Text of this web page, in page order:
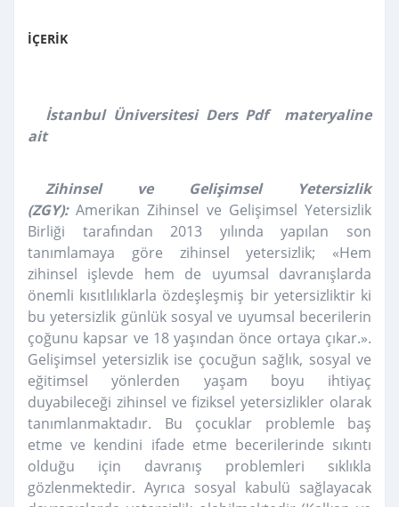
İÇERİK
İstanbul Üniversitesi Ders Pdf materyaline
ait
Zihinsel ve Gelişimsel Yetersizlik
(ZGY):Amerikan Zihinsel ve Gelişimsel Yetersizlik
Birliği tarafından 2013 yılında yapılan son
tanımlamaya göre zihinsel yetersizlik; «Hem
zihinsel işlevde hem de uyumsal davranışlarda
önemli kısıtlılıklarla özdeşleşmiş bir yetersizliktir ki
bu yetersizlik günlük sosyal ve uyumsal becerilerin
çoğunu kapsar ve 18 yaşından önce ortaya çıkar.».
Gelişimsel yetersizlik ise çocuğun sağlık, sosyal ve
eğitimsel yönlerden yaşam boyu ihtiyaç
duyabileceği zihinsel ve fiziksel yetersizlikler olarak
tanımlanmaktadır. Bu çocuklar problemle baş
etme ve kendini ifade etme becerilerinde sıkıntı
olduğu için davranış problemleri sıklıkla
gözlenmektedir. Ayrıca sosyal kabulü sağlayacak